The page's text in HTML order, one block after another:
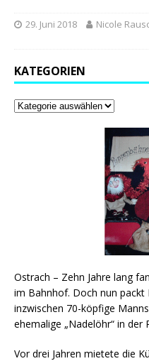
29. Juni 2018 Nicole
KATEGORIEN
Ostrach – Zehn Jahre lang
im Bahnhof. Doch nun packt
inzwischen 70-köpfige
ehemalige „Nadelöhr“ in der
Vor drei Jahren mietete die